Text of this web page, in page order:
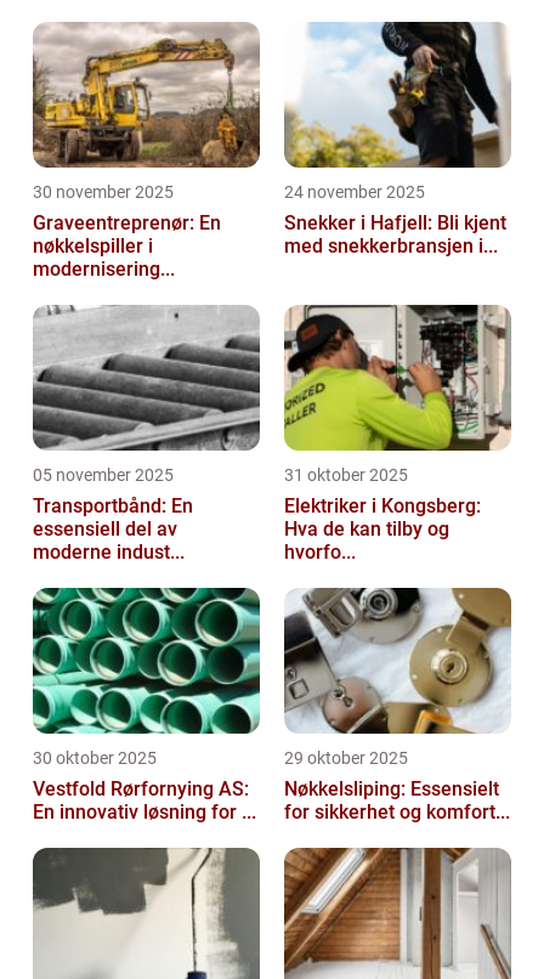
30 november 2025
Graveentreprenør: En
nøkkelspiller i
modernisering...
24 november 2025
Snekker i Hafjell: Bli kjent
med snekkerbransjen i...
05 november 2025
Transportbånd: En
essensiell del av
moderne indust...
31 oktober 2025
Elektriker i Kongsberg:
Hva de kan tilby og
hvorfo...
30 oktober 2025
Vestfold Rørfornying AS:
En innovativ løsning for ...
29 oktober 2025
Nøkkelsliping: Essensielt
for sikkerhet og komfort...